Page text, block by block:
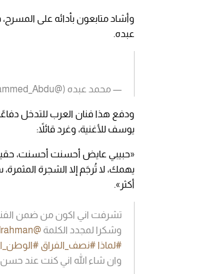
وأشاد متابعون بأدائه على
عبده.
— محمد عبده (@Mohammed_Abdu)
ودفع هذا فنان العرب للتدخل
يوسف للأغنية، وغرد قائلاً:
«حبيبي عايض أحسنت أحسنت،
يهمك، لا تُرجَم إلا الشجرة
أكثر».
تشرفت اني اكون من ضمن
وشكرا لمجدد الكلمة @abdulrahman
#لماذا #نصف_الفراق
وان شاء الله اني كنت عند